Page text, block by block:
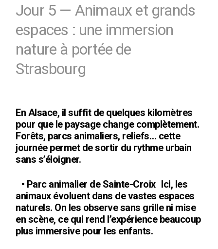
Jour 5 — Animaux et grands
espaces : une immersion
nature à portée de
Strasbourg
En Alsace, il suffit de quelques kilomètres
pour que le paysage change complètement.
Forêts, parcs animaliers, reliefs… cette
journée permet de sortir du rythme urbain
sans s’éloigner.
• Parc animalier de Sainte-Croix Ici, les
animaux évoluent dans de vastes espaces
naturels. On les observe sans grille ni mise
en scène, ce qui rend l’expérience beaucoup
plus immersive pour les enfants.